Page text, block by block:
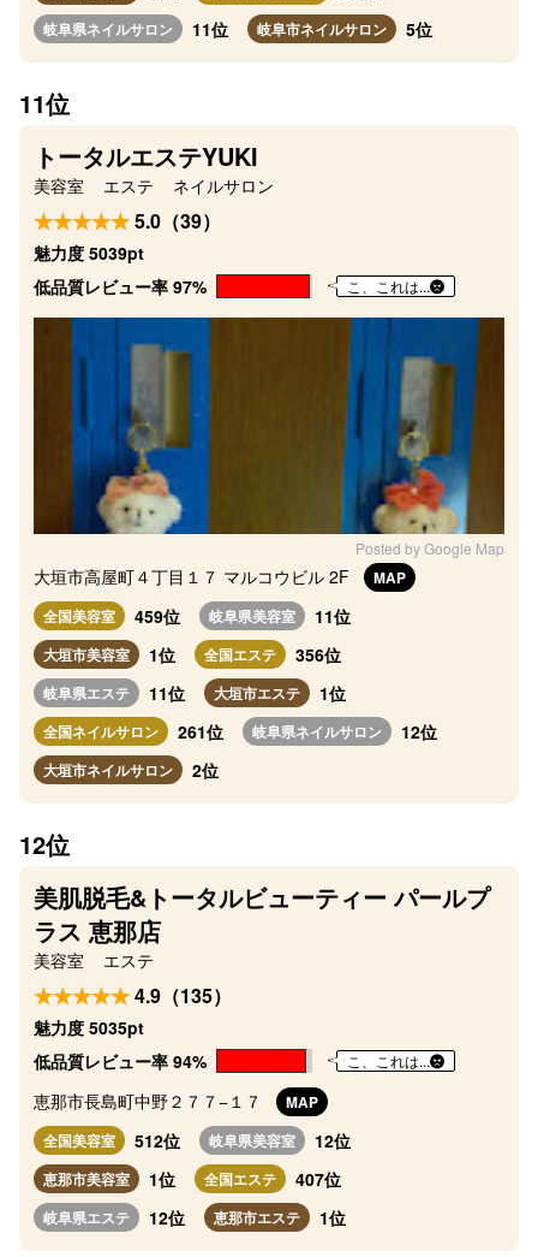
岐阜県ネイルサロン 11位 岐阜市ネイルサロン 5位
11位
トータルエステYUKI
美容室 エステ ネイルサロン
5.0（39）
魅力度 5039pt
低品質レビュー率 97%
こ、これは...
Posted by Google Map
大垣市高屋町４丁目１７ マルコウビル 2F
MAP
全国美容室
459位 岐阜県美容室 11位
大垣市美容室 1位 全国エステ 356位
岐阜県エステ 11位 大垣市エステ 1位
全国ネイルサロン 261位 岐阜県ネイルサロン 12位
大垣市ネイルサロン 2位
12位
美肌脱毛&トータルビューティー パールプ
ラス 恵那店
美容室 エステ
4.9（135）
魅力度 5035pt
低品質レビュー率 94%
こ、これは...
恵那市長島町中野２７７−１７
MAP
全国美容室
512位 岐阜県美容室 12位
恵那市美容室 1位 全国エステ 407位
岐阜県エステ 12位 恵那市エステ 1位